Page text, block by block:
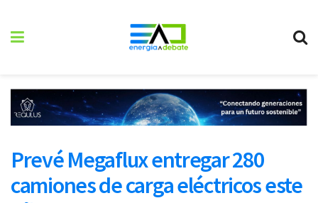
Prevé Megaflux entregar 280
camiones de carga eléctricos este